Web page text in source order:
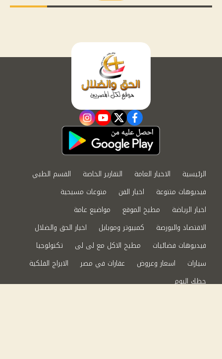
facebook
twitter
youtube
instagram
الرئيسية الاخبار العامة التقارير الخاصة
القسم الطبي
فيديوهات متنوعة
اخبار الفن
منوعات مسيحية
اخبار الرياضة
مطبخ الموقع
مواضيع عامة
الاقتصاد والبورصة
كمبيوتر وموبايل
اخبار الحق والضلال
فيديوهات فضائيات
مطبخ الاكل مع لى لى
تكنولوجيا
سيارات
اسعار وعروض عقارات في مصر
الابراج الفلكية
حظك اليوم